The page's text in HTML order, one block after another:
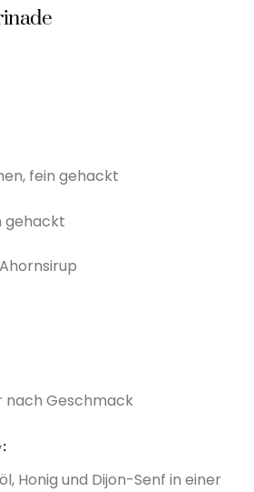
fein gehackt
gehackt
nach Geschmack
Honig und Dijon-Senf in einer